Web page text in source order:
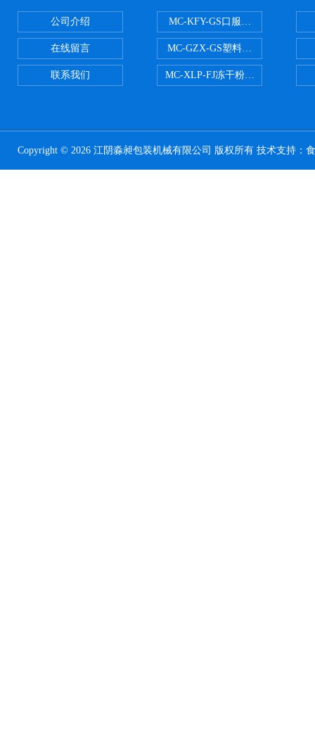
公司介绍
在线留言
联系我们
MC-KFY-GS口服液灌装线
MC-GZX-GS塑料瓶高速跟踪式灌
MC-XLP-FJ冻干粉西林瓶灌装机
Copyright © 2026 江阴淼昶包装机械有限公司 版权所有 技术支持：